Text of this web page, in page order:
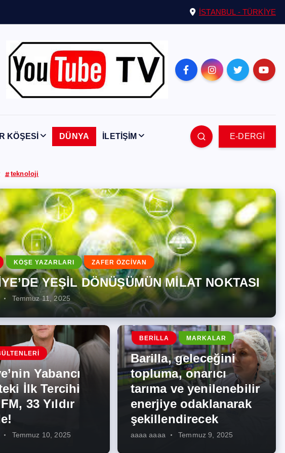
İSTANBUL - TÜRKİYE
KÖŞESİ DÜNYA İLETİŞİM E-DERGİ
teknoloji
KÖŞE YAZARLARI ZAFER ÖZCİVAN
YEŞİL DÖNÜŞÜMÜN MİLAT NOKTASI
Temmuz 11, 2025
Yabancı
İlk Tercihi
33 Yıldır
Temmuz 10, 2025
BERILLA MARKALAR
Barilla, geleceğini
topluma, onarıcı
tarıma ve yenilenebilir
enerjiye odaklanarak
şekillendirecek
aaaa aaaa Temmuz 9, 2025